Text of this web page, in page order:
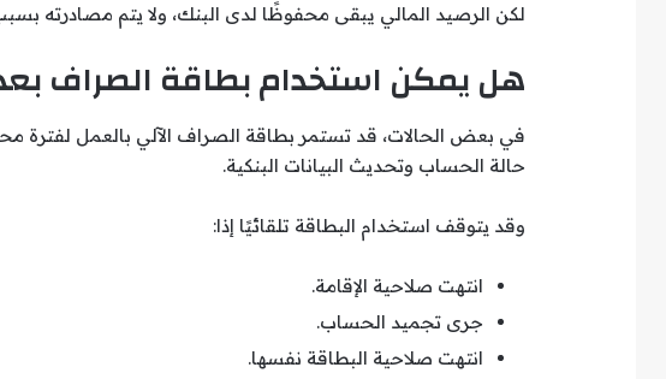
لكن الرصيد المالي يبقى محفوظًا لدى البنك، ولا يتم مصادرته بسبب
هل يمكن استخدام بطاقة الصراف بعد
في بعض الحالات، قد تستمر بطاقة الصراف الآلي بالعمل لفترة
حالة الحساب وتحديث البيانات البنكية.
وقد يتوقف استخدام البطاقة تلقائيًا إذا:
انتهت صلاحية الإقامة.
جرى تجميد الحساب.
انتهت صلاحية البطاقة نفسها.